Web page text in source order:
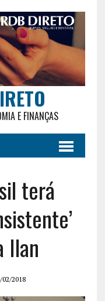
E FINANÇAS
terá
Ilan
02/2018